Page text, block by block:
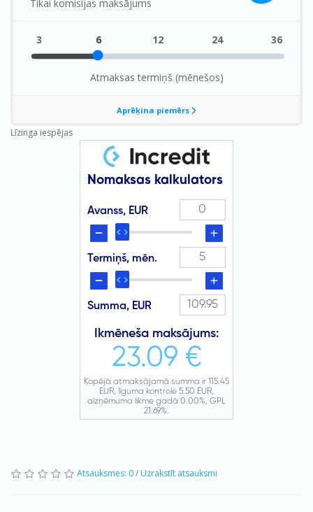
Līzinga iespējas
Atsauksmes: 0/ Uzrakstīt atsauksmi